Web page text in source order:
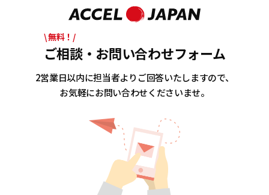
\ 無料！/
ご相談・お問い合わせフォーム
2営業日以内に担当者よりご回答いたしますので、
お気軽にお問い合わせくださいませ。